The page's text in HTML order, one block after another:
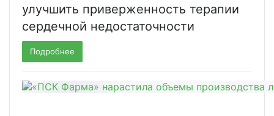
улучшить приверженность терапии
сердечной недостаточности
Подробнее